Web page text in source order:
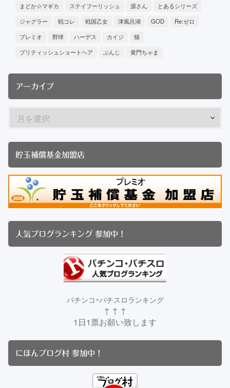
まどか☆マギカ
ステイフーリッシュ 源さん
とあるシリーズ
ジャグラー
戦コレ 戦国乙女 津風呂湖 GOD
Re:ゼロ
プレミオ
野球 ハーデス カイジ
猫
ブリティッシュショートヘア
ぶんじ 黄門ちゃま
アーカイブ
貯玉補償基金加盟店
人気ブログランキング 参加中！
パチンコ・パチスロランキング
↑ ↑ ↑
1日1票お願い致します
にほんブログ村 参加中！